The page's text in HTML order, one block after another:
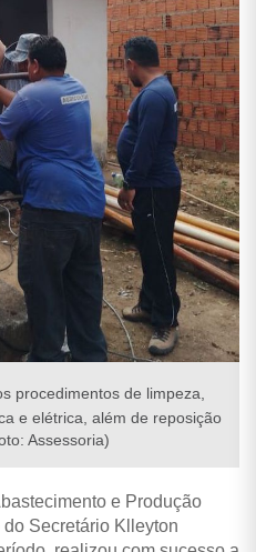
procedimentos de limpeza,
e elétrica, além de reposição
Assessoria)
e Produção
Secretário Klleyton